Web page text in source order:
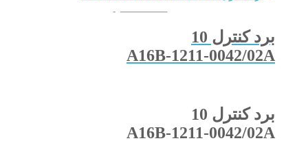
برد کنترل 10
A16B-1211-0042/02A
برد کنترل 10
A16B-1211-0042/02A